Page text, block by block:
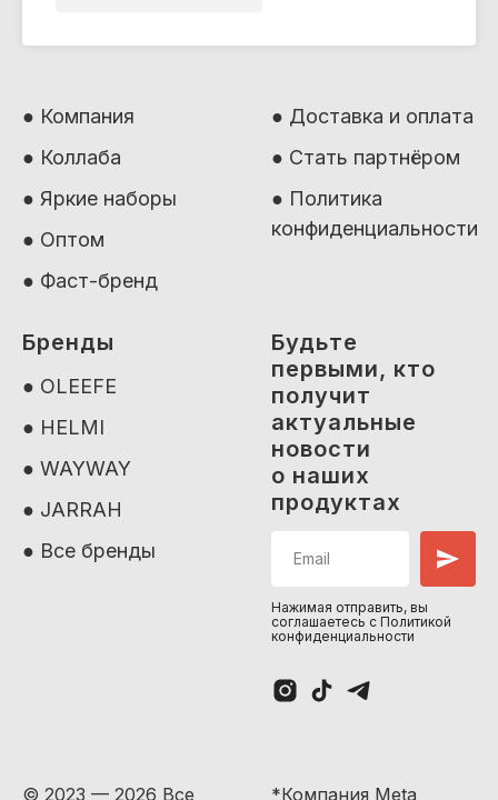
● Компания
● Коллаба
● Яркие наборы
● Оптом
● Фаст-бренд
● Доставка и оплата
● Стать партнёром
● Политика
конфиденциальности
Бренды
● OLEEFE
● HELMI
● WAYWAY
● JARRAH
● Все бренды
Будьте
первыми, кто
получит
актуальные
новости
о наших
продуктах
Нажимая отправить, вы
соглашаетесь с Политикой
конфиденциальности
© 2023 — 2026 Все *Компания Meta